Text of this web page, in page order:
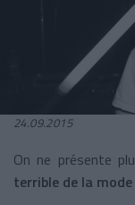
24.09.2015
On ne présente
terrible de la